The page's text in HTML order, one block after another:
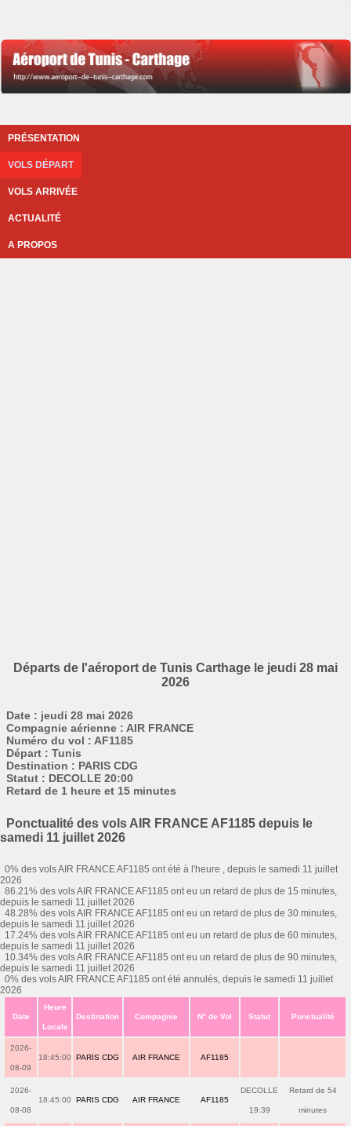
PRÉSENTATION
VOLS DÉPART
VOLS ARRIVÉE
ACTUALITÉ
A PROPOS
Départs de l'aéroport de Tunis Carthage le jeudi 28 mai
2026
Date : jeudi 28 mai 2026
Compagnie aérienne : AIR FRANCE
Numéro du vol : AF1185
Départ : Tunis
Destination : PARIS CDG
Statut : DECOLLE 20:00
Retard de 1 heure et 15 minutes
Ponctualité des vols AIR FRANCE AF1185 depuis le
samedi 11 juillet 2026
0% des vols AIR FRANCE AF1185 ont été à l'heure , depuis le samedi 11 juillet
2026
86.21% des vols AIR FRANCE AF1185 ont eu un retard de plus de 15 minutes,
depuis le samedi 11 juillet 2026
48.28% des vols AIR FRANCE AF1185 ont eu un retard de plus de 30 minutes,
depuis le samedi 11 juillet 2026
17.24% des vols AIR FRANCE AF1185 ont eu un retard de plus de 60 minutes,
depuis le samedi 11 juillet 2026
10.34% des vols AIR FRANCE AF1185 ont eu un retard de plus de 90 minutes,
depuis le samedi 11 juillet 2026
0% des vols AIR FRANCE AF1185 ont été annulés, depuis le samedi 11 juillet
2026
Date
Heure
Locale
Destination Compagnie N° de Vol Statut Ponctualité
2026-
08-09
18:45:00 PARIS CDG AIR FRANCE AF1185
2026-
08-08
18:45:00 PARIS CDG AIR FRANCE AF1185
DECOLLE
19:39
Retard de 54
minutes